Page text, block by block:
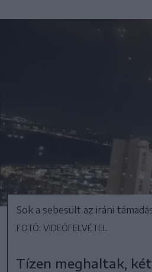
Sok a sebesült az iráni
FOTÓ: VIDEÓFELVÉTEL
Tízen meghaltak,